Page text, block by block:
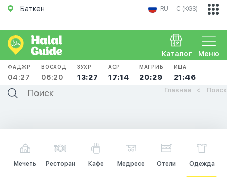
Баткен RU С (KGS)
Меню
Каталог
ФАДЖР
04:27
ВОСХОД
06:20
ЗУХР
13:27
АСР
17:14
МАГРИБ
20:29
ИША
21:46
Главная Поиск
Мечеть Ресторан Кафе Медресе Отели Одежда